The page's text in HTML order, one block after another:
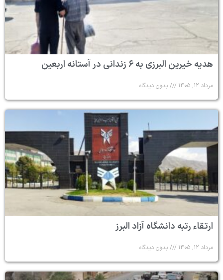
هدیه خیرین البرزی به ۶ زندانی در آستانه اربعین
مرداد ۱۲, ۱۴۰۵ بدون دیدگاه
ارتقاء رتبه دانشگاه آزاد البرز
مرداد ۱۲, ۱۴۰۵ بدون دیدگاه